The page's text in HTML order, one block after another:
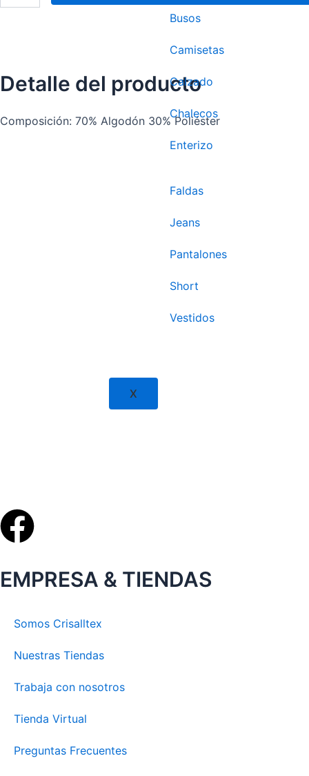
Busos
Camisetas
Calzado
Chalecos
Enterizo
Faldas
Jeans
Pantalones
Short
Vestidos
X
Detalle del producto
Composición: 70% Algodón 30% Poliéster
Facebook
EMPRESA & TIENDAS
Somos Crisalltex
Nuestras Tiendas
Trabaja con nosotros
Tienda Virtual
Preguntas Frecuentes